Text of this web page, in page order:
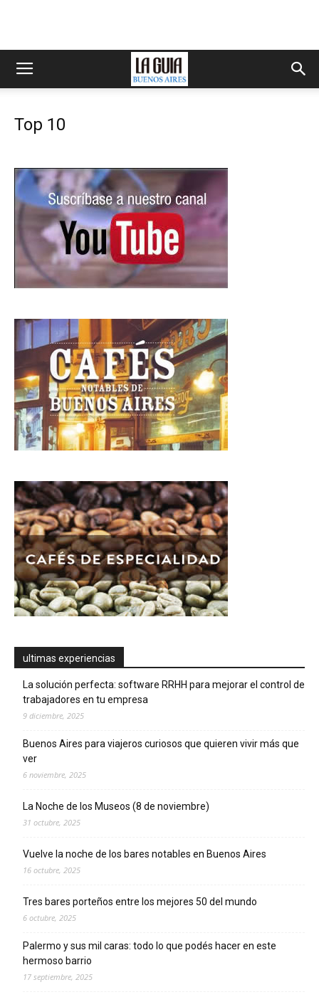
Top 10
ultimas experiencias
La solución perfecta: software RRHH para mejorar el control de
trabajadores en tu empresa
9 diciembre, 2025
Buenos Aires para viajeros curiosos que quieren vivir más que
ver
6 noviembre, 2025
La Noche de los Museos (8 de noviembre)
31 octubre, 2025
Vuelve la noche de los bares notables en Buenos Aires
16 octubre, 2025
Tres bares porteños entre los mejores 50 del mundo
6 octubre, 2025
Palermo y sus mil caras: todo lo que podés hacer en este
hermoso barrio
17 septiembre, 2025